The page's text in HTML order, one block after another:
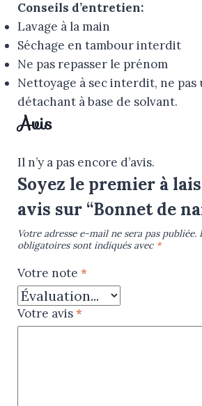
Conseils d’entretien:
Lavage à la main
Séchage en tambour interdit
Ne pas repasser le prénom
Nettoyage à sec interdit, ne
détachant à base de solvant.
Avis
Il n’y a pas encore d’avis.
Soyez le premier à
avis sur “Bonnet de
Votre adresse e-mail ne sera pas publiée.
obligatoires sont indiqués avec *
Votre note *
Votre avis*